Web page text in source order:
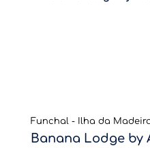
Funchal - Ilha da
Banana Lodge by